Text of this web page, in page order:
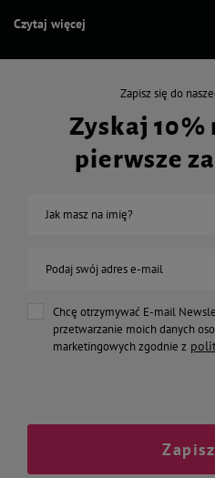
Czytaj więcej
Zapisz się do
Zyskaj
pierwsze
Jak masz na imię?
Podaj swój adres e-mail
Chcę otrzymywać E-mail
przetwarzanie moich danych
marketingowych zgodnie z